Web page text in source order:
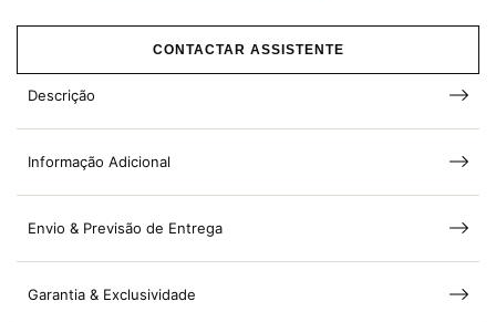
CONTACTAR ASSISTENTE
Descrição
Informação Adicional
Envio & Previsão de Entrega
Garantia & Exclusividade